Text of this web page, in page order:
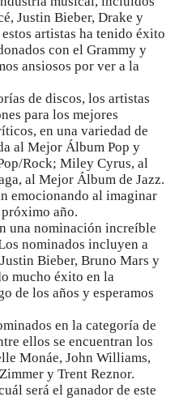
Justin Bieber, Drake y
artistas ha tenido éxito
con el Grammy y
ansiosos por ver a la
de discos, los artistas
para los mejores
en una variedad de
al Mejor Álbum Pop y
Rock; Miley Cyrus, al
al Mejor Álbum de Jazz.
emocionando al imaginar
año.
una nominación increíble
nominados incluyen a
Bieber, Bruno Mars y
mucho éxito en la
de los años y esperamos
en la categoría de
ellos se encuentran los
Monáe, John Williams,
y Trent Reznor.
será el ganador de este